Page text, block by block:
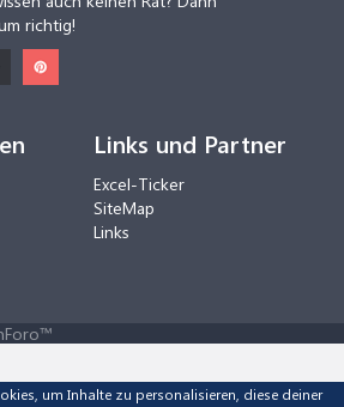
richtig!
Links und Partner
Excel-Ticker
SiteMap
Links
um Inhalte zu personalisieren, diese deiner